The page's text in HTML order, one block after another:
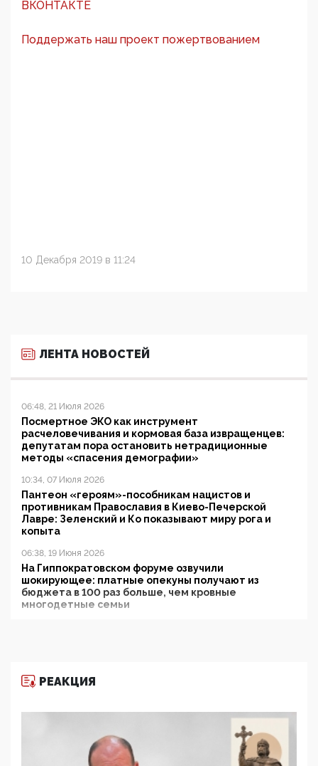
ВКОНТАКТЕ
Поддержать наш проект пожертвованием
10 Декабря 2019 в 11:24
ЛЕНТА НОВОСТЕЙ
06:48, 21 Июля 2026
Посмертное ЭКО как инструмент
расчеловечивания и кормовая база извращенцев:
депутатам пора остановить нетрадиционные
методы «спасения демографии»
10:34, 07 Июля 2026
Пантеон «героям»-пособникам нацистов и
противникам Православия в Киево-Печерской
Лавре: Зеленский и Ко показывают миру рога и
копыта
06:38, 19 Июня 2026
На Гиппократовском форуме озвучили
шокирующее: платные опекуны получают из
бюджета в 100 раз больше, чем кровные
многодетные семьи
11:53, 09 Июня 2026
деятельность ИИТО ЮНЕСКО в России, но
цифроглобалисты продолжают определять
повестку в образовании
09:43, 01 Июня 2026
РЕАКЦИЯ